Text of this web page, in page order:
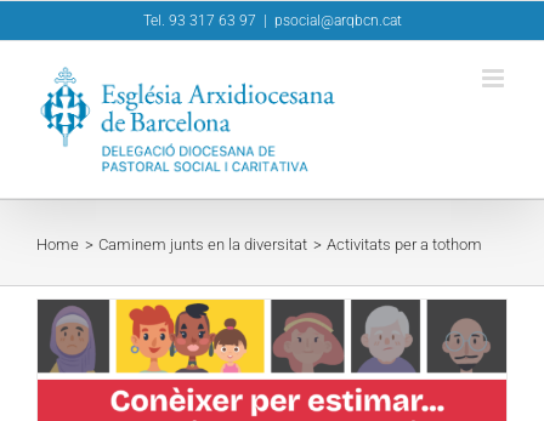
to
Tel. 93 317 63 97 psocial@arqbcn.cat
Home Caminem junts en la diversitat Activitats per a tothom